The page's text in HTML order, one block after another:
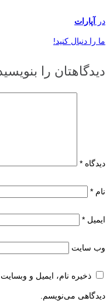
در آپارات
ما را دنبال کنید!
دیدگاهتان را
دیدگاه *
نام *
ایمیل *
وب‌ سایت
ذخیره نام، ایمیل و
دیدگاهی می‌نویسم.